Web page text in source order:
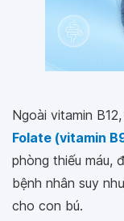
Ngoài vitamin
Folate (vitamin
phòng thiếu máu,
bệnh nhân suy
cho con bú.